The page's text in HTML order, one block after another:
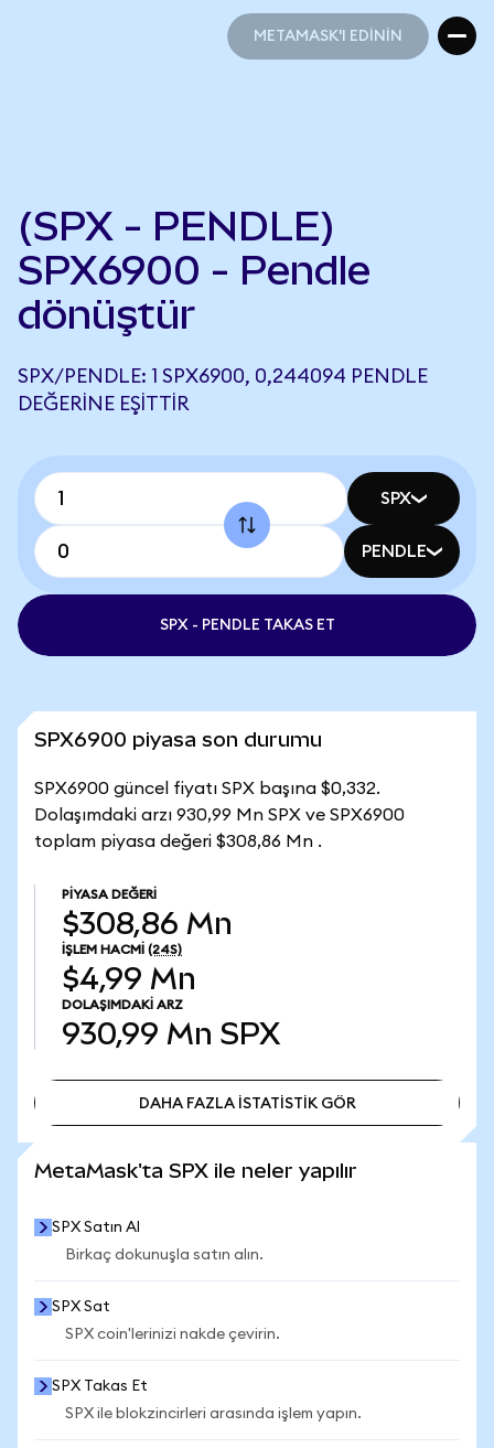
METAMASK'I EDİNİN
(SPX - PENDLE)
SPX6900 - Pendle
dönüştür
SPX/PENDLE: 1 SPX6900, 0,244094 PENDLE
DEĞERINE EŞITTIR
SPX
PENDLE
SPX - PENDLE TAKAS ET
SPX6900 piyasa son durumu
SPX6900 güncel fiyatı SPX başına $0,332.
Dolaşımdaki arzı 930,99 Mn SPX ve SPX6900
toplam piyasa değeri $308,86 Mn .
PIYASA DEĞERI
$308,86 Mn
İŞLEM HACMI (24S)
$4,99 Mn
DOLAŞIMDAKI ARZ
930,99 Mn SPX
DAHA FAZLA İSTATİSTİK GÖR
MetaMask'ta SPX ile neler yapılır
SPX Satın Al
Birkaç dokunuşla satın alın.
SPX Sat
SPX coin'lerinizi nakde çevirin.
SPX Takas Et
SPX ile blokzincirleri arasında işlem yapın.